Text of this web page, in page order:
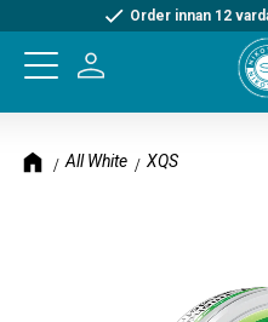
Meny
Order innan 12
All White XQS